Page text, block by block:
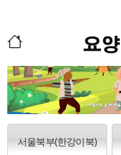
서울북부(한강이북)